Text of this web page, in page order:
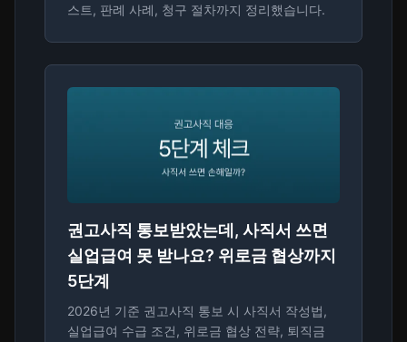
스트, 판례 사례, 청구 절차까지 정리했습니다.
권고사직 통보받았는데, 사직서 쓰면
실업급여 못 받나요? 위로금 협상까지
5단계
2026년 기준 권고사직 통보 시 사직서 작성법,
실업급여 수급 조건, 위로금 협상 전략, 퇴직금